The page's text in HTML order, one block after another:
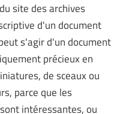
site des archives
d'un document
s'agir d'un document
précieux en
de sceaux ou
parce que les
intéressantes, ou